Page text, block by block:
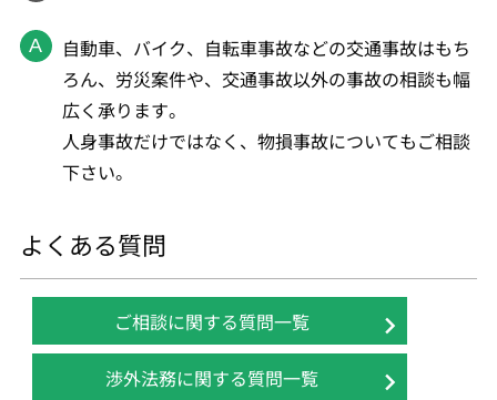
自動車、バイク、自転車事故などの交通事故はもち
ろん、労災案件や、交通事故以外の事故の相談も幅
広く承ります。
人身事故だけではなく、物損事故についてもご相談
下さい。
よくある質問
ご相談に関する質問一覧
渉外法務に関する質問一覧